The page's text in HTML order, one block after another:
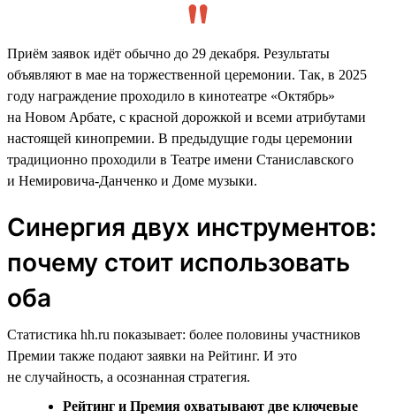
Приём заявок идёт обычно до 29 декабря. Результаты
объявляют в мае на торжественной церемонии. Так, в 2025
году награждение проходило в кинотеатре «Октябрь»
на Новом Арбате, с красной дорожкой и всеми атрибутами
настоящей кинопремии. В предыдущие годы церемонии
традиционно проходили в Театре имени Станиславского
и Немировича-Данченко и Доме музыки.
Синергия двух инструментов:
почему стоит использовать
оба
Статистика hh.ru показывает: более половины участников
Премии также подают заявки на Рейтинг. И это
не случайность, а осознанная стратегия.
Рейтинг и Премия охватывают две ключевые